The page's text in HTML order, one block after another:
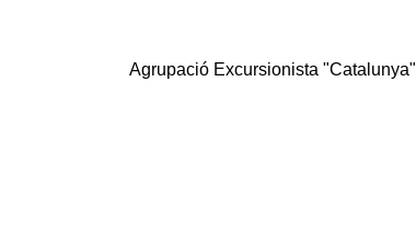
Agrupació Excursionista "Catalunya"